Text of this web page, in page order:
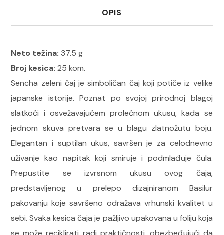
OPIS
Neto težina: 37.5 g
Broj kesica: 25 kom.
Sencha zeleni čaj je simboličan čaj koji potiče iz velike
japanske istorije. Poznat po svojoj prirodnoj blagoj
slatkoći i osvežavajućem prolećnom ukusu, kada se
jednom skuva pretvara se u blagu zlatnožutu boju.
Elegantan i suptilan ukus, savršen je za celodnevno
uživanje kao napitak koji smiruje i podmlađuje čula.
Prepustite se izvrsnom ukusu ovog čaja,
predstavljenog u prelepo dizajniranom Basilur
pakovanju koje savršeno odražava vrhunski kvalitet u
sebi. Svaka kesica čaja je pažljivo upakovana u foliju koja
se može reciklirati radi praktičnosti, obezbeđujući da